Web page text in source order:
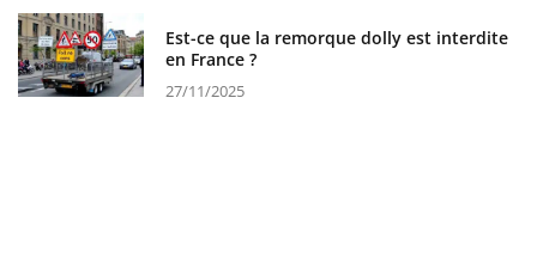
Est-ce que la remorque dolly est interdite
en France ?
27/11/2025